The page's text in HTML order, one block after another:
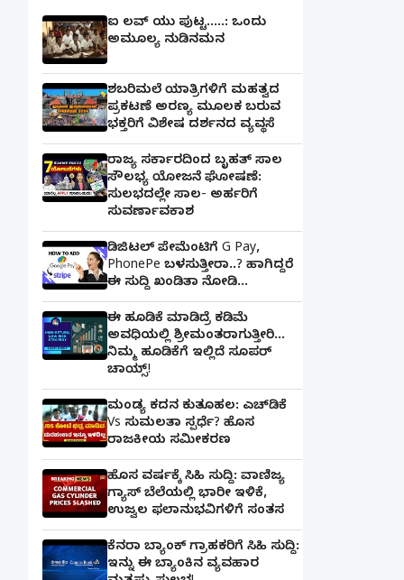
ಐ ಲವ್ ಯು ಪುಟ್ಟ.....: ಒಂದು
ಅಮೂಲ್ಯ ನುಡಿನಮನ
ಶಬರಿಮಲೆ ಯಾತ್ರಿಗಳಿಗೆ ಮಹತ್ವದ
ಪ್ರಕಟಣೆ ಅರಣ್ಯ ಮೂಲಕ ಬರುವ
ಭಕ್ತರಿಗೆ ವಿಶೇಷ ದರ್ಶನದ ವ್ಯವಸ್ಥೆ
ರಾಜ್ಯ ಸರ್ಕಾರದಿಂದ ಬೃಹತ್ ಸಾಲ
ಸೌಲಭ್ಯ ಯೋಜನೆ ಘೋಷಣೆ:
ಸುಲಭದಲ್ಲೇ ಸಾಲ- ಅರ್ಹರಿಗೆ
ಸುವರ್ಣಾವಕಾಶ
ಡಿಜಿಟಲ್ ಪೇಮೆಂಟಿಗೆ G Pay,
PhonePe ಬಳಸುತ್ತೀರಾ..? ಹಾಗಿದ್ದರೆ
ಈ ಸುದ್ದಿ ಖಂಡಿತಾ ನೋಡಿ...
ಈ ಹೂಡಿಕೆ ಮಾಡಿದ್ರೆ ಕಡಿಮೆ
ಅವಧಿಯಲ್ಲಿ ಶ್ರೀಮಂತರಾಗುತ್ತೀರಿ...
ನಿಮ್ಮ ಹೂಡಿಕೆಗೆ ಇಲ್ಲಿದೆ ಸೂಪರ್
ಚಾಯ್ಸ್‌!
ಮಂಡ್ಯ ಕದನ ಕುತೂಹಲ: ಎಚ್‌ಡಿಕೆ
Vs ಸುಮಲತಾ ಸ್ಪರ್ಧೆ? ಹೊಸ
ರಾಜಕೀಯ ಸಮೀಕರಣ
ಹೊಸ ವರ್ಷಕ್ಕೆ ಸಿಹಿ ಸುದ್ದಿ: ವಾಣಿಜ್ಯ
ಗ್ಯಾಸ್‌ ಬೆಲೆಯಲ್ಲಿ ಭಾರೀ ಇಳಿಕೆ,
ಉಜ್ವಲ ಫಲಾನುಭವಿಗಳಿಗೆ ಸಂತಸ
ಕೆನರಾ ಬ್ಯಾಂಕ್‌ ಗ್ರಾಹಕರಿಗೆ ಸಿಹಿ ಸುದ್ದಿ:
ಇನ್ನು ಈ ಬ್ಯಾಂಕಿನ ವ್ಯವಹಾರ